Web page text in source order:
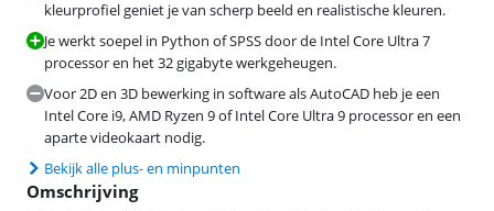
kleurprofiel geniet je van scherp beeld en realistische kleuren.
Je werkt soepel in Python of SPSS door de Intel Core Ultra 7
processor en het 32 gigabyte werkgeheugen.
Voor 2D en 3D bewerking in software als AutoCAD heb je een
Intel Core i9, AMD Ryzen 9 of Intel Core Ultra 9 processor en een
aparte videokaart nodig.
Bekijk alle plus- en minpunten
Omschrijving